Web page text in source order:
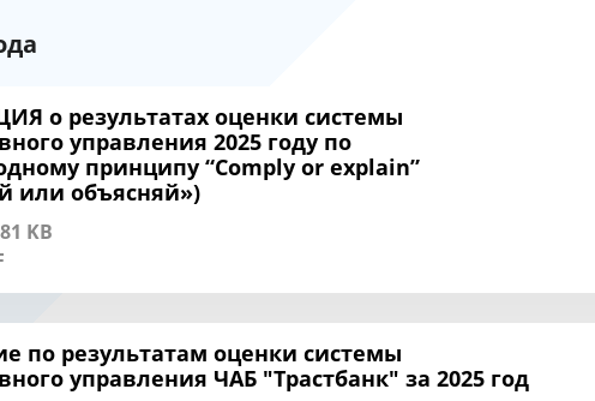
о результатах оценки системы
управления 2025 году по
принципу “Comply or explain”
или объясняй»)
KB
по результатам оценки системы
управления ЧАБ "Трастбанк" за 2025 год